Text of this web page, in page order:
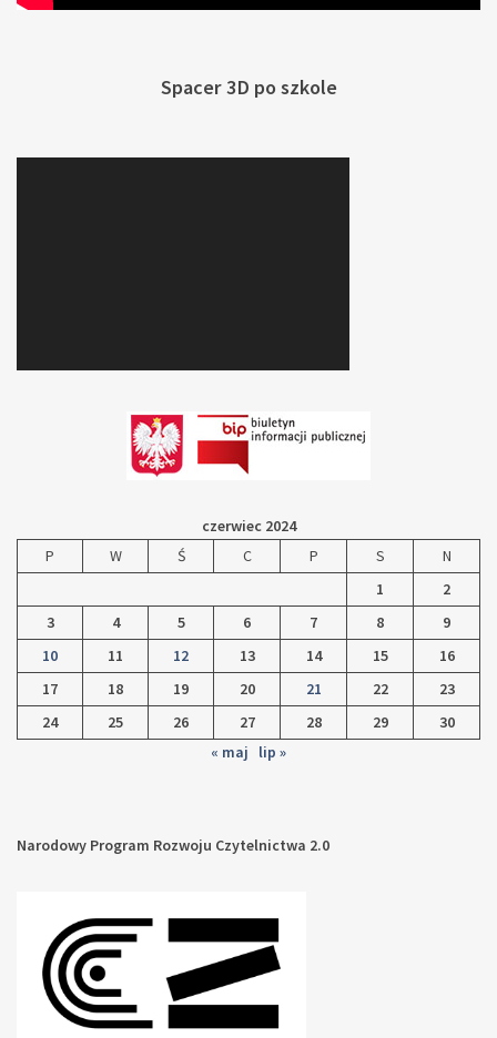
Spacer 3D po szkole
czerwiec 2024
P
W Ś C P S
N
1
2
3
4 5 6 7 8
9
10
11 12 13 14 15
16
17
18 19 20 21 22
23
24
25 26 27 28 29
30
« maj
lip »
Narodowy Program Rozwoju Czytelnictwa 2.0